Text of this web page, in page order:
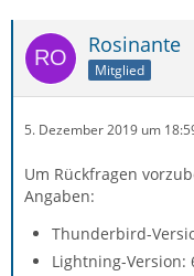
Rosinante
Mitglied
5. Dezember 2019 um
Um Rückfragen
Angaben:
Thunderbird-
Lightning-Version: